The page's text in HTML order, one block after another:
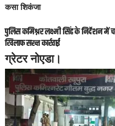
कसा शिकंजा
पुलिस कमिश्नर लक्ष्मी सिंह के निर्देशन में
खिलाफ सख्त कार्रवाई
ग्रेटर नोएडा।